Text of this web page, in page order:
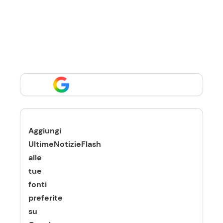
Aggiungi
UltimeNotizieFlash
alle
tue
fonti
preferite
su